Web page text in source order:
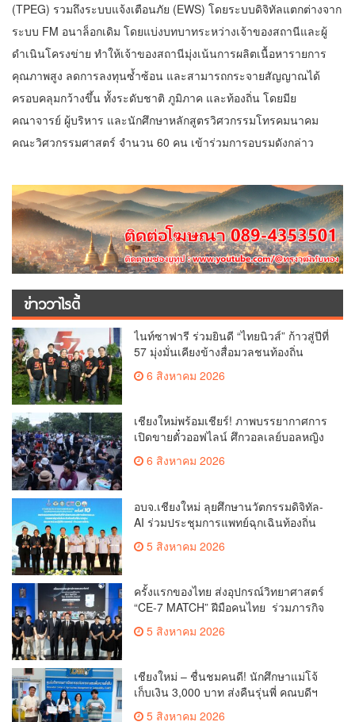
(TPEG) รวมถึงระบบแจ้งเตือนภัย (EWS) โดยระบบดิจิทัลแตกต่างจาก
ระบบ FM อนาล็อกเดิม โดยแบ่งบทบาทระหว่างเจ้าของสถานีและผู้
ดำเนินโครงข่าย ทำให้เจ้าของสถานีมุ่งเน้นการผลิตเนื้อหารายการ
คุณภาพสูง ลดการลงทุนซ้ำซ้อน และสามารถกระจายสัญญาณได้
ครอบคลุมกว้างขึ้น ทั้งระดับชาติ ภูมิภาค และท้องถิ่น โดยมีย
คณาจารย์ ผู้บริหาร และนักศึกษาหลักสูตรวิศวกรรมโทรคมนาคม
คณะวิศวกรรมศาสตร์ จำนวน 60 คน เข้าร่วมการอบรมดังกล่าว
ข่าววาไรตี้
ไนท์ซาฟารี ร่วมยินดี “ไทยนิวส์” ก้าวสู่ปีที่
57 มุ่งมั่นเคียงข้างสื่อมวลชนท้องถิ่น
6 สิงหาคม 2026
เชียงใหม่พร้อมเชียร์! ภาพบรรยากาศการ
เปิดขายตั๋วออฟไลน์ ศึกวอลเลย์บอลหญิง
‘BYD DMI 6th SEA V Cup’ 6 ส.ค. นี้ รวม
6,000 ใบ
6 สิงหาคม 2026
อบจ.เชียงใหม่ ลุยศึกษานวัตกรรมดิจิทัล-
AI ร่วมประชุมการแพทย์ฉุกเฉินท้องถิ่น
เอราวัณสู่มาตรฐานสากล
5 สิงหาคม 2026
ครั้งแรกของไทย ส่งอุปกรณ์วิทยาศาสตร์
“CE-7 MATCH” ฝีมือคนไทย ร่วมภารกิจ
5 สิงหาคม 2026
เชียงใหม่ – ชื่นชมคนดี! นักศึกษาแม่โจ้
เก็บเงิน 3,000 บาท ส่งคืนรุ่นพี่ คณบดีฯ
มอบเกียรติบัตรเชิดชู “ลูกแม่โจ้เลิศน้ำใจ”
5 สิงหาคม 2026